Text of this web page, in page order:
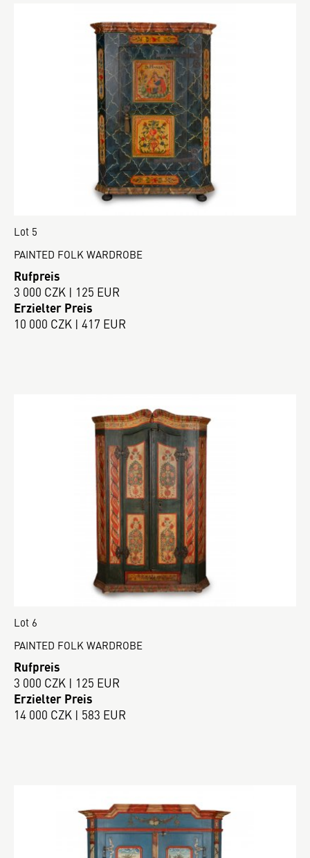
Lot 5
PAINTED FOLK WARDROBE
Rufpreis
3 000 CZK | 125 EUR
Erzielter Preis
10 000 CZK | 417 EUR
Lot 6
PAINTED FOLK WARDROBE
Rufpreis
3 000 CZK | 125 EUR
Erzielter Preis
14 000 CZK | 583 EUR